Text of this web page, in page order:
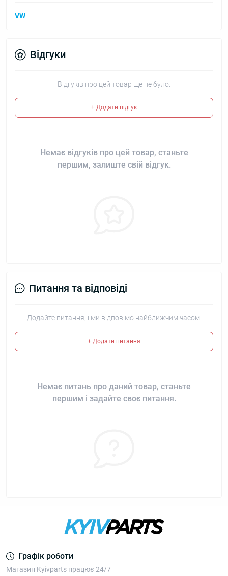
VW
Відгуки
Відгуків про цей товар ще не було.
+ Додати відгук
Немає відгуків про цей товар, станьте
першим, залиште свій відгук.
Питання та відповіді
Додайте питання, і ми відповімо найближчим часом.
+ Додати питання
Немає питань про даний товар, станьте
першим і задайте своє питання.
Графік роботи
Магазин Kyivparts працює 24/7